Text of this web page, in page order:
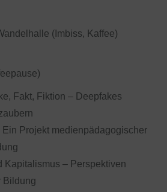
(Imbiss, Kaffee)
Fakt, Fiktion – Deepfakes
Projekt medienpädagogischer
Kapitalismus – Perspektiven
Bildung